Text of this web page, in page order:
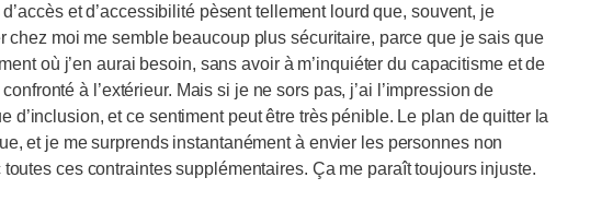
et d’accessibilité pèsent tellement lourd que, souvent, je
chez moi me semble beaucoup plus sécuritaire, parce que je sais que
où j’en aurai besoin, sans avoir à m’inquiéter du capacitisme et de
à l’extérieur. Mais si je ne sors pas, j’ai l’impression de
d’inclusion, et ce sentiment peut être très pénible. Le plan de quitter la
et je me surprends instantanément à envier les personnes non
ces contraintes supplémentaires. Ça me paraît toujours injuste.